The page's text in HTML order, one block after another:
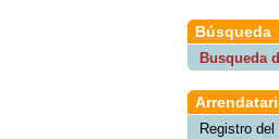
Búsqueda
Busqueda
Registro del